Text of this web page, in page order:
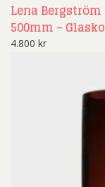
Lena
500mm –
4.800 kr